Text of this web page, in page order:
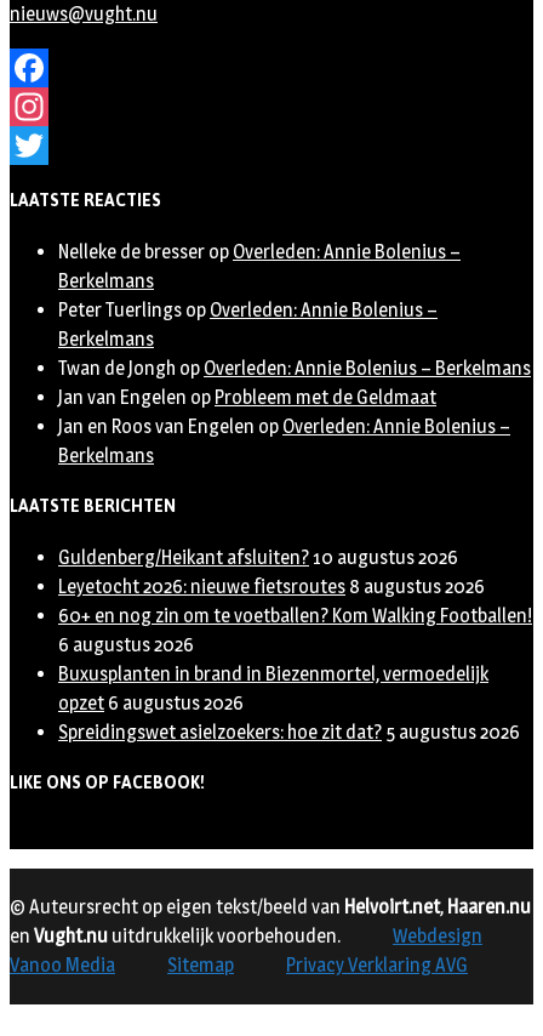
nieuws@vught.nu
Facebook
Instagram
LAATSTE REACTIES
Nelleke de bresser op Overleden: Annie Bolenius –
Berkelmans
Peter Tuerlings op Overleden: Annie Bolenius –
Berkelmans
Twan de Jongh op Overleden: Annie Bolenius – Berkelmans
Jan van Engelen op Probleem met de Geldmaat
Jan en Roos van Engelen op Overleden: Annie Bolenius –
Berkelmans
LAATSTE BERICHTEN
Guldenberg/Heikant afsluiten?10 augustus 2026
Leyetocht 2026: nieuwe fietsroutes 8 augustus 2026
60+ en nog zin om te voetballen? Kom Walking Footballen!
6 augustus 2026
Buxusplanten in brand in Biezenmortel, vermoedelijk
opzet 6 augustus 2026
Spreidingswet asielzoekers: hoe zit dat? 5 augustus 2026
LIKE ONS OP FACEBOOK!
© Auteursrecht op eigen tekst/beeld van Helvoirt.net, Haaren.nu
en Vught.nu uitdrukkelijk voorbehouden.
Webdesign
Vanoo Media
Sitemap Privacy Verklaring AVG